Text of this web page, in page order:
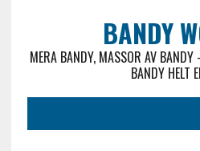
BANDY
MERA BANDY, MASSOR AV
BANDY HELT